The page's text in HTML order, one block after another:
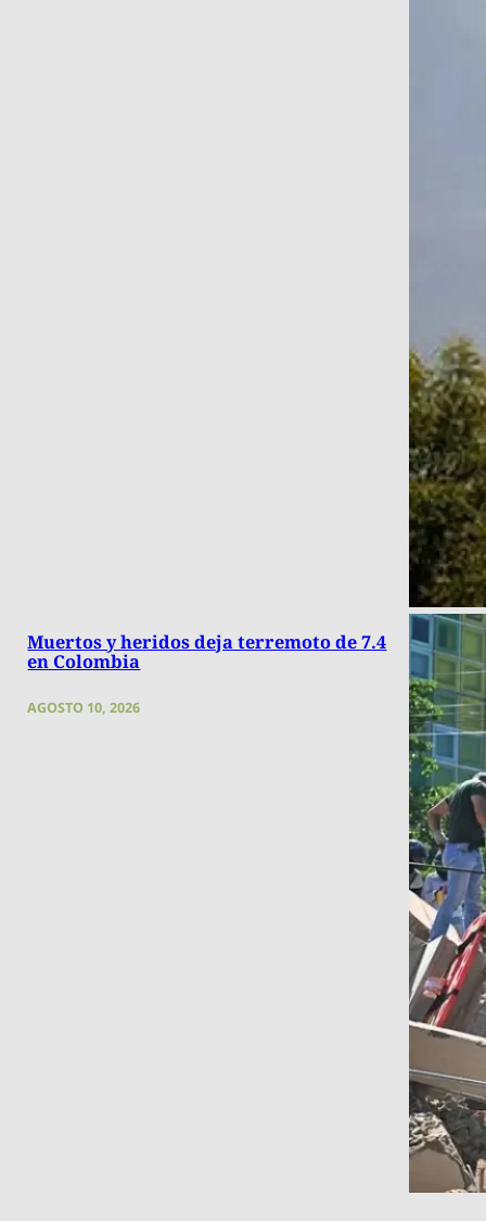
Muertos y heridos deja terremoto de 7.4
en Colombia
AGOSTO 10, 2026